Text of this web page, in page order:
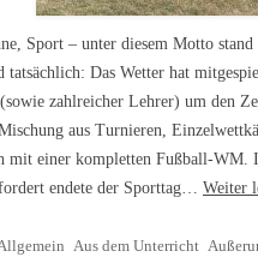
Sport – unter diesem Motto
tatsächlich: Das Wetter hat
zahlreicher Lehrer) um den
aus Turnieren,
mit einer kompletten Fußball-WM.
endete der Sporttag… Weiter
Aus dem Unterricht